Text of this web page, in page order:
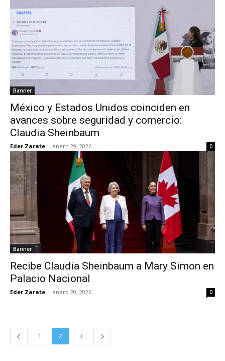
Banner
México y Estados Unidos coinciden en
avances sobre seguridad y comercio:
Claudia Sheinbaum
Eder Zarate - enero 29, 2026 0
Banner
Recibe Claudia Sheinbaum a Mary Simon en
Palacio Nacional
Eder Zarate - enero 20, 2026 0
1 2 3